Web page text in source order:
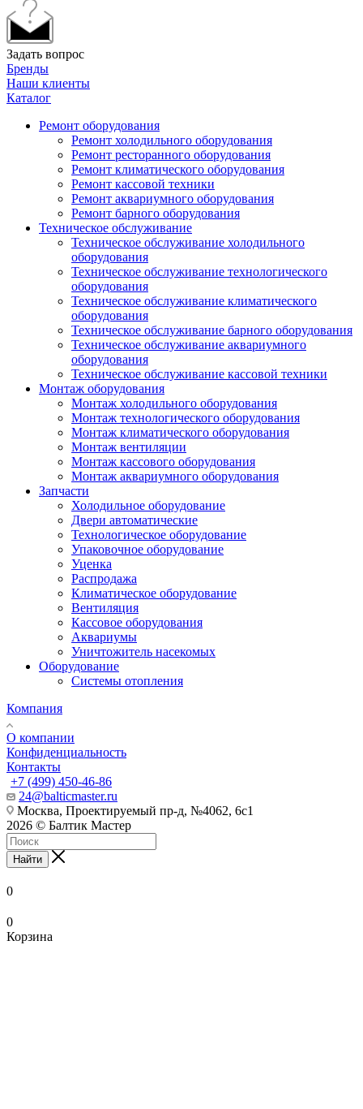
Задать вопрос
Бренды
Наши клиенты
Каталог
Ремонт оборудования
Ремонт холодильного оборудования
Ремонт ресторанного оборудования
Ремонт климатического оборудования
Ремонт кассовой техники
Ремонт аквариумного оборудования
Ремонт барного оборудования
Техническое обслуживание
Техническое обслуживание холодильного
оборудования
Техническое обслуживание технологического
оборудования
Техническое обслуживание климатического
оборудования
Техническое обслуживание барного оборудования
Техническое обслуживание аквариумного
оборудования
Техническое обслуживание кассовой техники
Монтаж оборудования
Монтаж холодильного оборудования
Монтаж технологического оборудования
Монтаж климатического оборудования
Монтаж вентиляции
Монтаж кассового оборудования
Монтаж аквариумного оборудования
Запчасти
Холодильное оборудование
Двери автоматические
Технологическое оборудование
Упаковочное оборудование
Уценка
Распродажа
Климатическое оборудование
Вентиляция
Кассовое оборудования
Аквариумы
Уничтожитель насекомых
Оборудование
Системы отопления
Компания
О компании
Конфиденциальность
Контакты
+7 (499) 450-46-86
24@balticmaster.ru
Москва, Проектируемый пр-д, №4062, 6с1
2026 © Балтик Мастер
Найти
0
0
Корзина